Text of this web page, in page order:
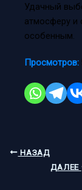
Удачный
атмосферу и
особенным.
Просмотров:
НАЗАД
ДАЛЕЕ